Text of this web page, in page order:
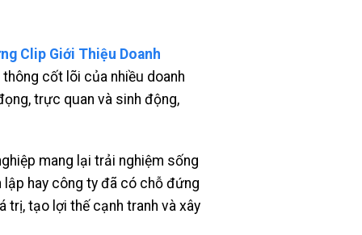
Clip Giới Thiệu Doanh
cốt lõi của nhiều doanh
trực quan và sinh động,
mang lại trải nghiệm sống
lập hay công ty đã có chỗ đứng
tạo lợi thế cạnh tranh và xây